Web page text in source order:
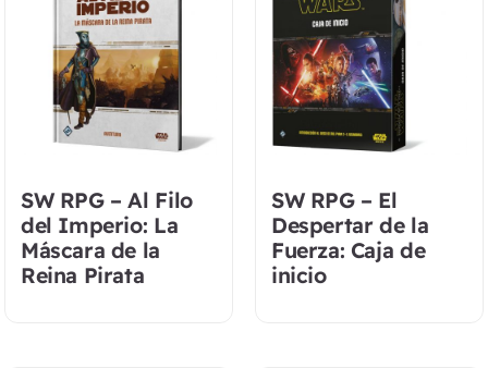
SW RPG – Al Filo
del Imperio: La
Máscara de la
Reina Pirata
SW RPG – El
Despertar de la
Fuerza: Caja de
inicio